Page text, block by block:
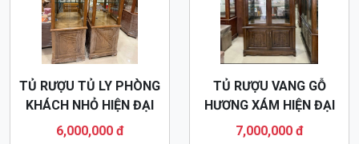
TỦ RƯỢU TỦ LY PHÒNG
KHÁCH NHỎ HIỆN ĐẠI
TR42
6,000,000 đ
TỦ RƯỢU VANG GỖ
HƯƠNG XÁM HIỆN ĐẠI
TR41
7,000,000 đ